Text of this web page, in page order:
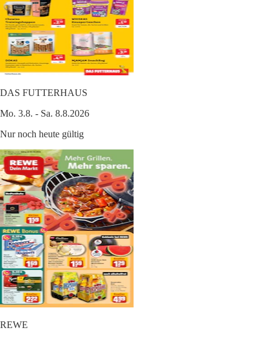
DAS FUTTERHAUS
Mo. 3.8. - Sa. 8.8.2026
Nur noch heute gültig
REWE